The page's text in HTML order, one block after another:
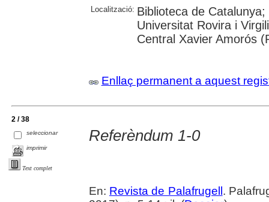
Localització: Biblioteca de
Universitat Rovira i
Central Xavier Amorós
Enllaç permanent a aquest
2 / 38
seleccionar
imprimir
Text complet
Referèndum 1-0
En: Revista de Palafrugell .